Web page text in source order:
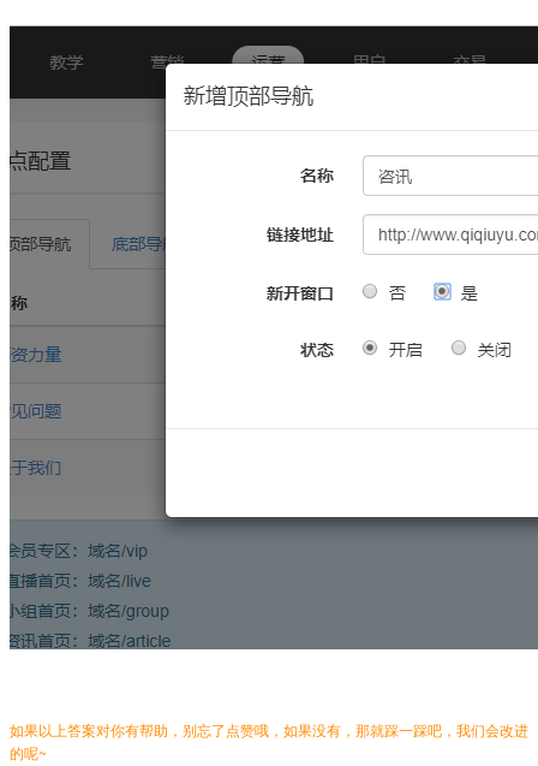
如果以上答案对你有帮助，别忘了点赞哦，如果没有，那就踩一踩吧，我们会改进
的呢~